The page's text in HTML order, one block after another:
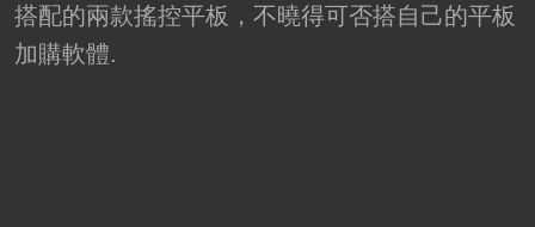
搭配的兩款搖控平板，不曉得可否搭自己的平板
加購軟體.